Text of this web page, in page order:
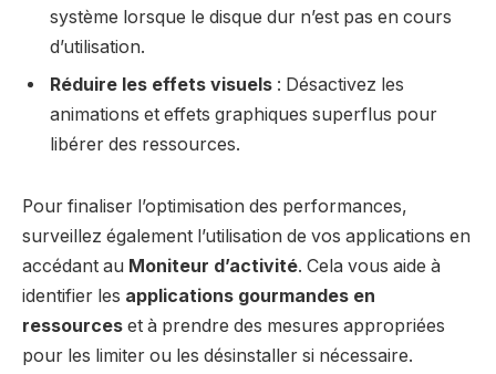
système lorsque le disque dur n’est pas en cours
d’utilisation.
Réduire les effets visuels : Désactivez les
animations et effets graphiques superflus pour
libérer des ressources.
Pour finaliser l’optimisation des performances,
surveillez également l’utilisation de vos applications en
accédant au Moniteur d’activité. Cela vous aide à
identifier les applications gourmandes en
ressources et à prendre des mesures appropriées
pour les limiter ou les désinstaller si nécessaire.